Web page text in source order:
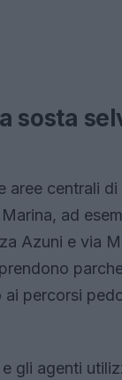
sosta
aree centrali
ad
Azuni e via
ai percorsi
gli agenti